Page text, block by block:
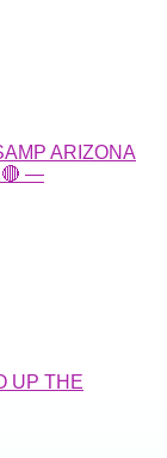
ARIZONA
—
UP THE